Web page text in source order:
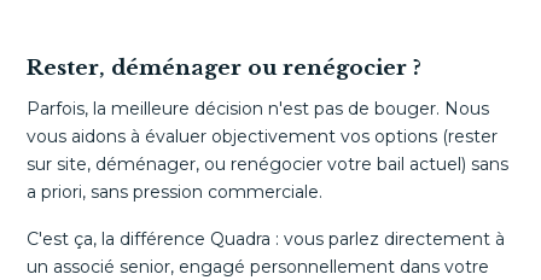
Rester, déménager ou renégocier ?
Parfois, la meilleure décision n'est pas de bouger. Nous
vous aidons à évaluer objectivement vos options (rester
sur site, déménager, ou renégocier votre bail actuel) sans
a priori, sans pression commerciale.
C'est ça, la différence Quadra : vous parlez directement à
un associé senior, engagé personnellement dans votre